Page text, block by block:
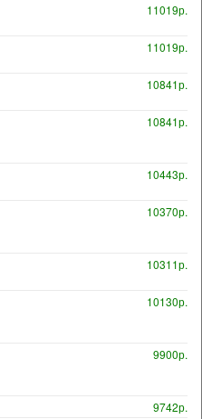
11019р.
11019р.
10841р.
10841р.
10443р.
10370р.
10311р.
10130р.
9900р.
9742р.